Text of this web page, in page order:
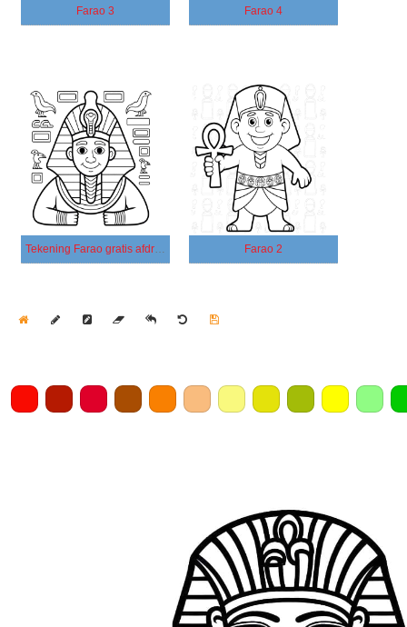
Farao 3 Farao 4
Tekening Farao gratis afdrukbaar Farao 2